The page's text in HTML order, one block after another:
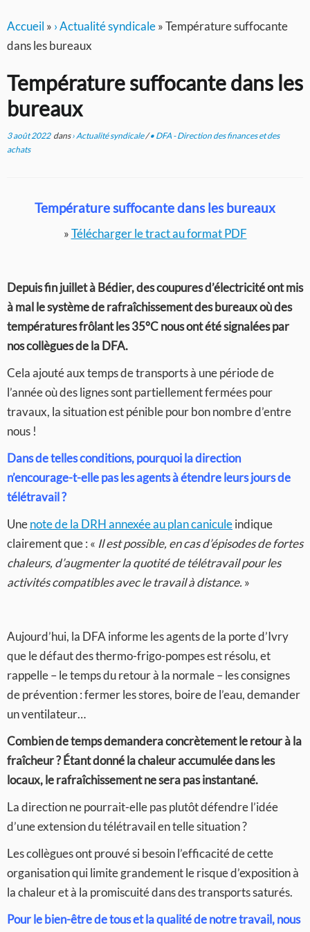
Accueil » › Actualité syndicale»Température suffocante
dans les bureaux
Température suffocante dans les
bureaux
3 août 2022dans› Actualité syndicale/• DFA - Direction des finances et des
achats
Température suffocante dans les bureaux
»Télécharger le tract au format PDF
Depuis fin juillet à Bédier, des coupures d’électricité ont mis
à mal le système de rafraîchissement des bureaux où des
températures frôlant les 35°C nous ont été signalées par
nos collègues de la DFA.
Cela ajouté aux temps de transports à une période de
l’année où des lignes sont partiellement fermées pour
travaux, la situation est pénible pour bon nombre d’entre
nous !
Dans de telles conditions, pourquoi la direction
n’encourage-t-elle pas les agents à étendre leurs jours de
télétravail ?
Unenote de la DRH annexée au plan caniculeindique
clairement que : « Il est possible, en cas d’épisodes de fortes
chaleurs, d’augmenter la quotité de télétravail pour les
activités compatibles avec le travail à distance. »
Aujourd’hui, la DFA informe les agents de la porte d’Ivry
que le défaut des thermo-frigo-pompes est résolu, et
rappelle – le temps du retour à la normale – les consignes
de prévention : fermer les stores, boire de l’eau, demander
un ventilateur…
Combien de temps demandera concrètement le retour à la
fraîcheur ? Étant donné la chaleur accumulée dans les
locaux, le rafraîchissement ne sera pas instantané.
La direction ne pourrait-elle pas plutôt défendre l’idée
d’une extension du télétravail en telle situation ?
Les collègues ont prouvé si besoin l’efficacité de cette
organisation qui limite grandement le risque d’exposition à
la chaleur et à la promiscuité dans des transports saturés.
Pour le bien-être de tous et la qualité de notre travail, nous